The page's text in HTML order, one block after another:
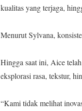
kualitas yang terjaga,
‎Menurut Sylvana,
‎Hingga saat ini, Aice
eksplorasi rasa, tekstur,
‎“Kami tidak melihat